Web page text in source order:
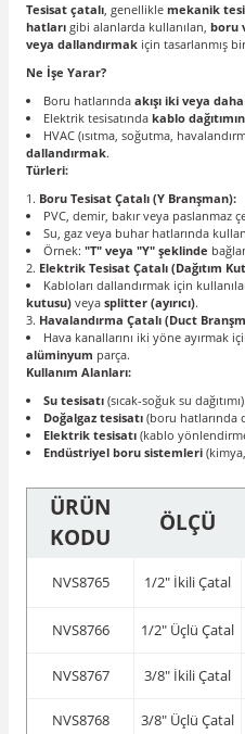
Tesisat çatalı, genellikle mekanik
hatları gibi alanlarda kullanılan, boru
veya dallandırmak için tasarlanmış
Ne İşe Yarar?
Boru hatlarındaakışı iki veya
Elektrik tesisatındakablo
HVAC (ısıtma, soğutma,
dallandırmak.
Türleri:
Boru Tesisat Çatalı (Y Branşman):
PVC, demir, bakır veya paslanmaz
Su, gaz veya buhar hatlarında
Örnek:"T" veya "Y" şeklinde
Elektrik Tesisat Çatalı (Dağıtım
Kabloları dallandırmak için
kutusu) veya splitter (ayırıcı).
Havalandırma Çatalı (Duct
Hava kanallarını iki yöne ayırmak
alüminyum parça.
Kullanım Alanları:
Su tesisatı (sıcak-soğuk su dağıtımı).
Doğalgaz tesisatı (boru hatlarında
Elektrik tesisatı (kablo
Endüstriyel boru sistemleri
ÜRÜN
KODU
ÖLÇÜ
NVS8765 1/2" İkili Çatal
NVS8766 1/2" Üçlü Çatal
NVS8767 3/8" İkili Çatal
NVS8768 3/8" Üçlü Çatal